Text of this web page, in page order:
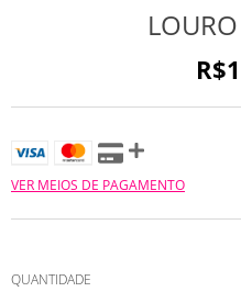
VER MEIOS DE PAGAMENTO
QUANTIDADE